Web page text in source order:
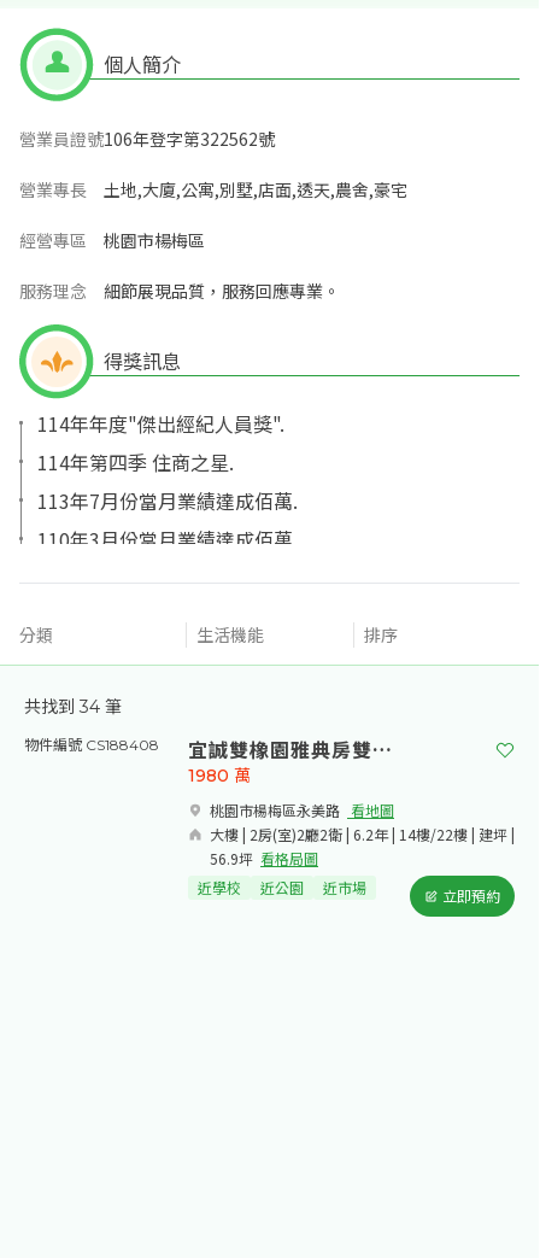
個人簡介
營業員證號106年登字第322562號
營業專長 土地,大廈,公寓,別墅,店面,透天,農舍,豪宅
經營專區 桃園市楊梅區
服務理念 細節展現品質，服務回應專業。
得獎訊息
114年年度"傑出經紀人員獎".
114年第四季 住商之星.
113年7月份當月業績達成佰萬.
110年3月份當月業績達成佰萬.
109年11月份當月業績達成佰萬.
109年11月晉升副理.
109年11月晉升襄理.
榮獲108年度第二季優質經紀人獎.
107年5月晉升主任.
107年1月高頂新人王
分類 生活機能 排序
共找到 34 筆
物件編號 CS188408 宜誠雙橡園雅典房雙平車
桃園市楊梅區永美路​ 看地圖
大樓 | 2房(室)2廳2衛 | 6.2年 | 14樓/22樓 | 建坪 |
56.9坪 看格局圖
1980 萬
近學校 近公園 近市場 立即預約